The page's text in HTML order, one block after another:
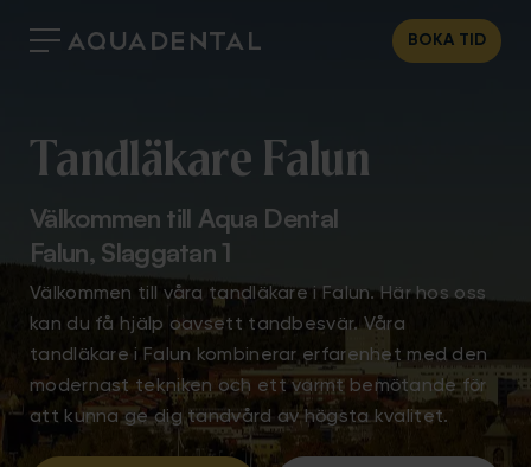
BOKA TID
Tandläkare Falun
Välkommen till Aqua Dental
Falun, Slaggatan 1
Välkommen till våra tandläkare i Falun. Här hos oss
kan du få hjälp oavsett tandbesvär. Våra
tandläkare i Falun kombinerar erfarenhet med den
modernast tekniken och ett varmt bemötande för
att kunna ge dig tandvård av högsta kvalitet.